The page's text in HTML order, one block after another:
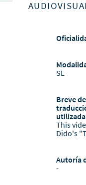
SL
Breve
This
Dido's
Autoría
-